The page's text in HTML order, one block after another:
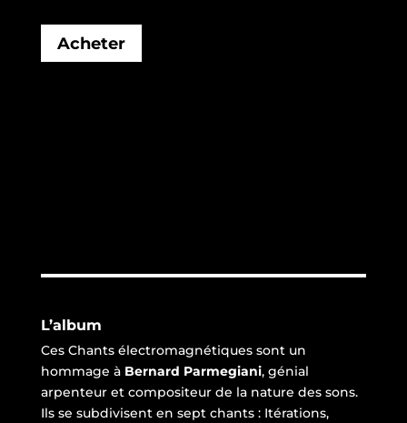
Acheter
L’album
Ces Chants électromagnétiques sont un
hommage à Bernard Parmegiani, génial
arpenteur et compositeur de la nature des sons.
Ils se subdivisent en sept chants : Itérations,